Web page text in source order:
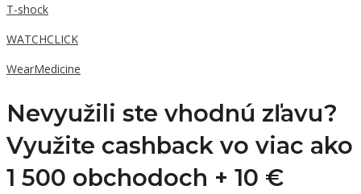
T-shock
WATCHCLICK
WearMedicine
Nevyužili ste vhodnú zľavu?
Využite cashback vo viac ako
1 500 obchodoch + 10 €